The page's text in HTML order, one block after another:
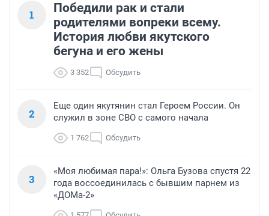
1
Победили рак и стали
родителями вопреки всему.
История любви якутского
бегуна и его жены
3 352 Обсудить
2
Еще один якутянин стал Героем России. Он
служил в зоне СВО с самого начала
1 762 Обсудить
3
«Моя любимая пара!»: Ольга Бузова спустя 22
года воссоединилась с бывшим парнем из
«ДОМа-2»